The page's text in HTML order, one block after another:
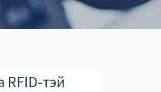
RFID-тэй